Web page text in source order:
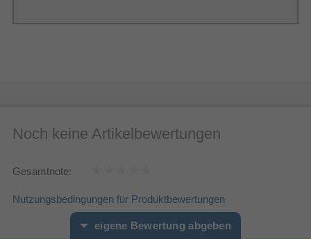
Noch keine Artikelbewertungen
Gesamtnote:
Nutzungsbedingungen für Produktbewertungen
eigene Bewertung abgeben